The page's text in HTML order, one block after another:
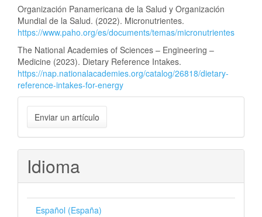
Organización Panamericana de la Salud y Organización
Mundial de la Salud. (2022). Micronutrientes.
https://www.paho.org/es/documents/temas/micronutrientes
The National Academies of Sciences – Engineering –
Medicine (2023). Dietary Reference Intakes.
https://nap.nationalacademies.org/catalog/26818/dietary-
reference-intakes-for-energy
Enviar
un
artículo
Enviar un artículo
Idioma
Español (España)